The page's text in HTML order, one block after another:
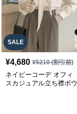
SALE
¥4,680 ¥5210(割引前)
ネイビーコーデ オフィ
スカジュアル立ち襟ボウ